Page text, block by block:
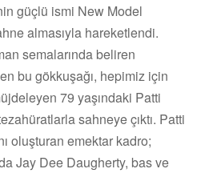
güçlü ismi New Model
almasıyla hareketlendi.
semalarında beliren
bu gökkuşağı, hepimiz için
79 yaşındaki Patti
sahneye çıktı. Patti
oluşturan emektar kadro;
Jay Dee Daugherty, bas ve